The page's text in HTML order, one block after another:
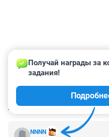
КОММЕНТАРИИ 42
NNNN
Получай награды за
задания!